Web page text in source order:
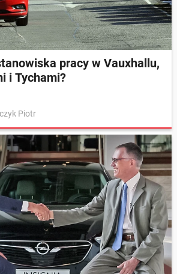
pracy w Vauxhallu,
i Tychami?
Piotr